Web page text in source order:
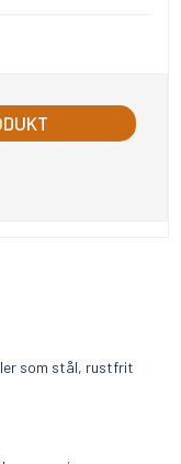
som stål, rustfrit